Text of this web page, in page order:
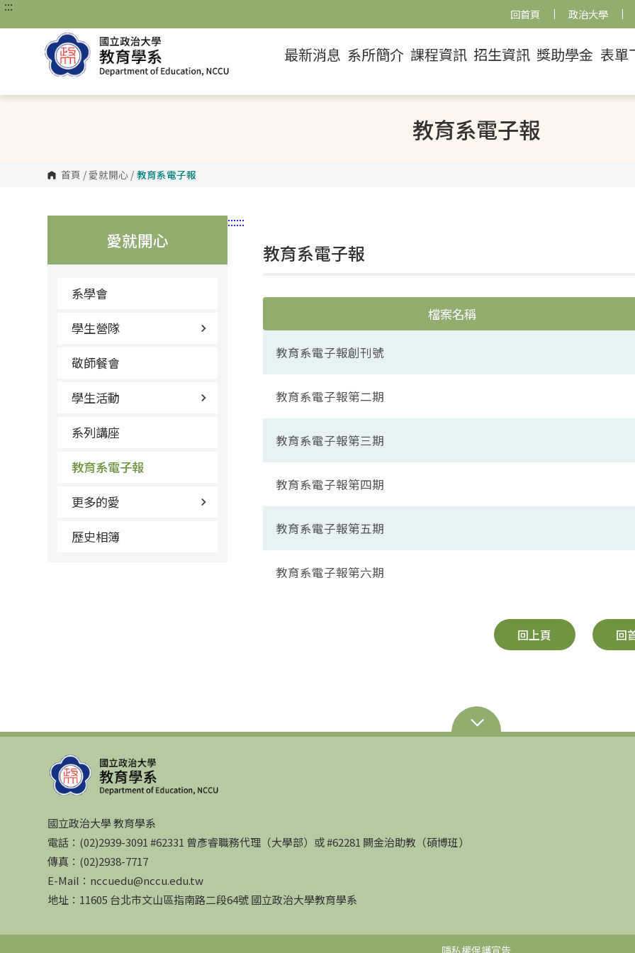
跳
主
::: 回首頁 政治大學
最新消息 系所簡介 課程資訊 招生資訊 獎助學金 表單
教育系電子報
首頁 / 愛就開心 / 教育系電子報
:::
愛就開心
系學會
學生營隊
敬師餐會
學生活動
系列講座
教育系電子報
更多的愛
歷史相簿
:::
教育系電子報
檔案名稱
教育系電子報創刊號
教育系電子報第二期
教育系電子報第三期
教育系電子報第四期
教育系電子報第五期
教育系電子報第六期
回上頁 回
國立政治大學 教育學系
電話：(02)2939-3091 #62331 曾彥睿職務代理（大學部）或 #62281 闕金治助教（碩博班）
傳真：(02)2938-7717
E-Mail：nccuedu@nccu.edu.tw
地址：11605 台北市文山區指南路二段64號 國立政治大學教育學系
隱私權保護宣告